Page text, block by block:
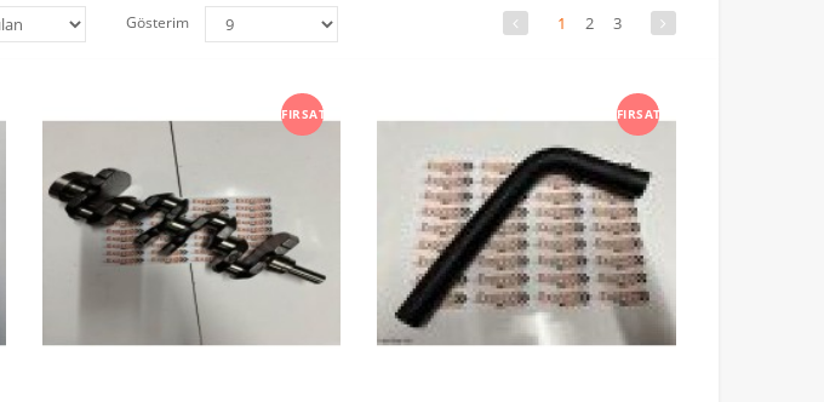
Gösterim 1 2 3
FIRSAT FIRSAT